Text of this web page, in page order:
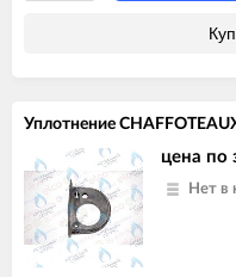
Уплотнение
цена по
Нет в